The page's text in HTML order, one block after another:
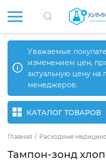
Уважаемые
изменением цен,
актуальную цену на
менеджеров.
КАТАЛОГ ТОВАРОВ
Главная / Расходные
Тампон-зонд